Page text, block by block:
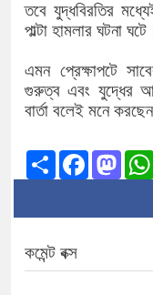
তবে যুদ্ধবিরতির
পাল্টা হামলার ঘটনা
এমন প্রেক্ষাপটে
গুরুত্ব এবং যুদ্ধের
বার্তা বলেই মনে
ShareFacebook
কমেন্ট বক্স